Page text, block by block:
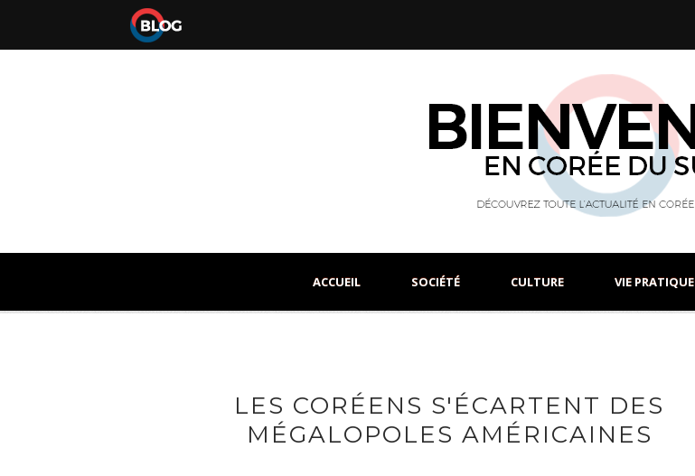
ACCUEIL SOCIÉTÉ CULTURE VIE PRATIQUE
LES CORÉENS S'ÉCARTENT DES
MÉGALOPOLES AMÉRICAINES